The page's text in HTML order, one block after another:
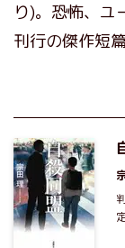
り)。恐怖、
刊行の傑作短